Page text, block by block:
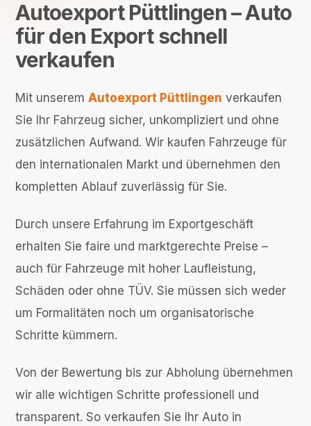
Autoexport Püttlingen – Auto
für den Export schnell
verkaufen
Mit unserem Autoexport Püttlingen verkaufen
Sie Ihr Fahrzeug sicher, unkompliziert und ohne
zusätzlichen Aufwand. Wir kaufen Fahrzeuge für
den internationalen Markt und übernehmen den
kompletten Ablauf zuverlässig für Sie.
Durch unsere Erfahrung im Exportgeschäft
erhalten Sie faire und marktgerechte Preise –
auch für Fahrzeuge mit hoher Laufleistung,
Schäden oder ohne TÜV. Sie müssen sich weder
um Formalitäten noch um organisatorische
Schritte kümmern.
Von der Bewertung bis zur Abholung übernehmen
wir alle wichtigen Schritte professionell und
transparent. So verkaufen Sie Ihr Auto in